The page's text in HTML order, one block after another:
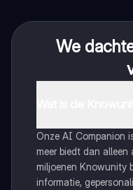
We
Onze AI Companion
meer biedt dan
miljoenen Knowunity
informatie,